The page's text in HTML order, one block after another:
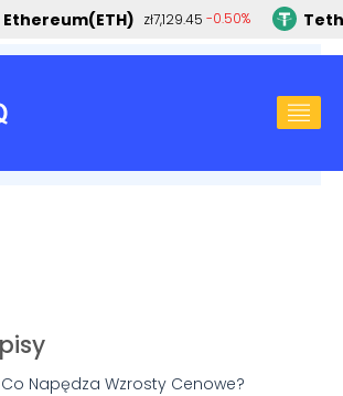
wystrzeli w górę? Ponad 800 000
giełdy
Napędza Wzrosty Cenowe?
Ethereum(ETH) zł7,129.45 -0.50%